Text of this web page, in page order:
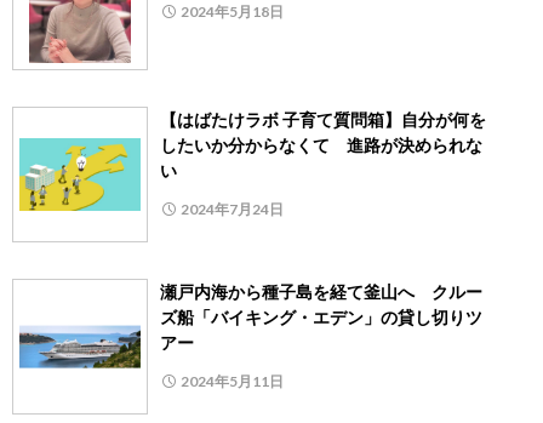
2024年5月18日
【はばたけラボ 子育て質問箱】自分が何を
したいか分からなくて 進路が決められな
い
2024年7月24日
瀬戸内海から種子島を経て釜山へ クルー
ズ船「バイキング・エデン」の貸し切りツ
アー
2024年5月11日